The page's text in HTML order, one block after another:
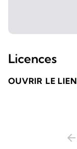
Licences
OUVRIR LE LIEN
arrow_back